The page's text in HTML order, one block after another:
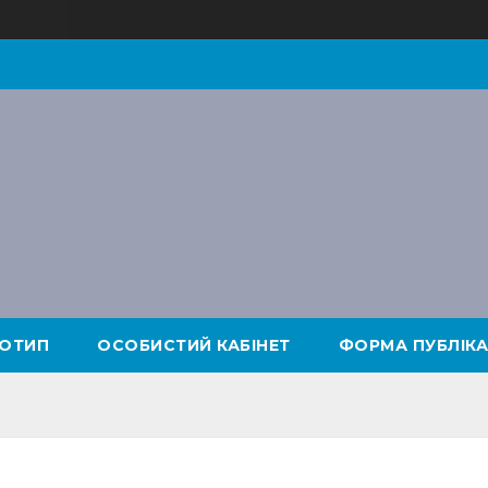
ОСОБИСТИЙ КАБІНЕТ ФОРМА